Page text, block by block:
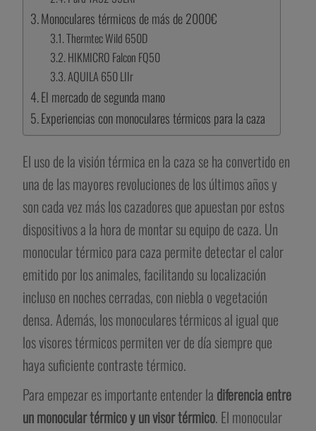
Monoculares térmicos de más de 2000€
Thermtec Wild 650D
HIKMICRO Falcon FQ50
AQUILA 650 LIIr
El mercado de segunda mano
Experiencias con monoculares térmicos para la caza
El uso de la visión térmica en la caza se ha convertido en
una de las mayores revoluciones de los últimos años y
son cada vez más los cazadores que apuestan por estos
dispositivos a la hora de montar su equipo de caza. Un
monocular térmico para caza permite detectar el calor
emitido por los animales, facilitando su localización
incluso en noches cerradas, con niebla o vegetación
densa. Además, los monoculares térmicos al igual que
los visores térmicos permiten ver de día siempre que
haya suficiente contraste térmico.
Para empezar es importante entender la diferencia entre
un monocular térmico y un visor térmico. El monocular